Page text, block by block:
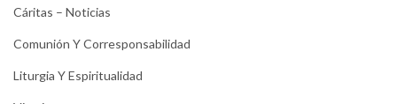
Cáritas – Noticias
Comunión Y Corresponsabilidad
Liturgia Y Espiritualidad